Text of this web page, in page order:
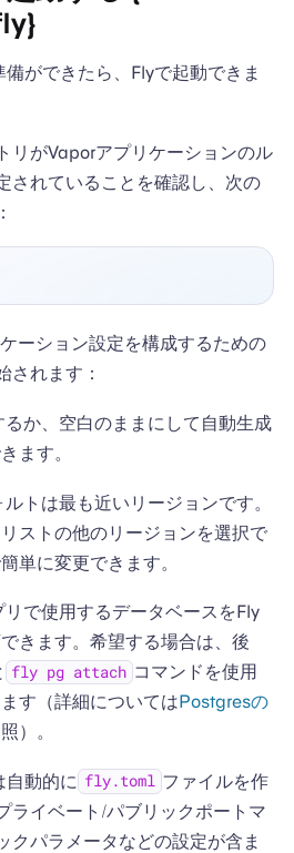
ができたら、Flyで起動できま
リがVaporアプリケーションのル
されていることを確認し、次の
ーション設定を構成するための
されます：
か、空白のままにして自動生成
ます。
ルトは最も近いリージョンです。
ストの他のリージョンを選択で
単に変更できます。
リで使用するデータベースをFly
きます。希望する場合は、後
fly pg attach コマンドを使用
す（詳細についてはPostgresの
）。
自動的に fly.toml ファイルを作
ライベート/パブリックポートマ
クパラメータなどの設定が含ま